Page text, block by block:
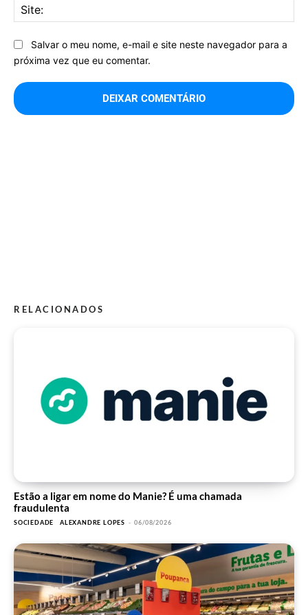
Salvar o meu nome, e-mail e site neste navegador para a
próxima vez que eu comentar.
RELACIONADOS
Estão a ligar em nome do Manie? É uma chamada
fraudulenta
SOCIEDADE ALEXANDRE LOPES - 06/08/2026